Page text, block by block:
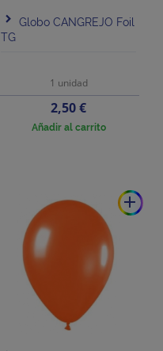
Globo CANGREJO Foil
TG
1 unidad
Precio
2,50 €
Añadir al carrito
add